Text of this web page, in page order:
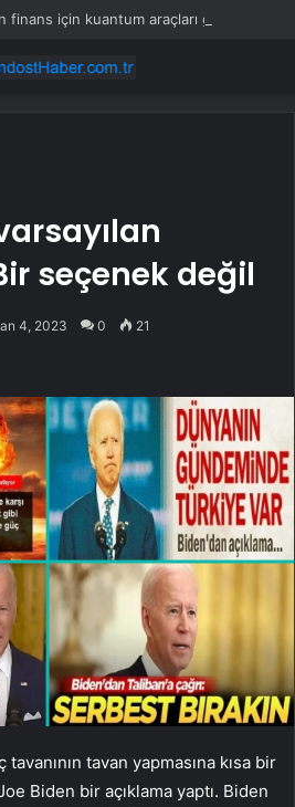
seçenek değil
4, 2023 0 21
tavan yapmasına kısa bir
Biden bir açıklama yaptı. Biden